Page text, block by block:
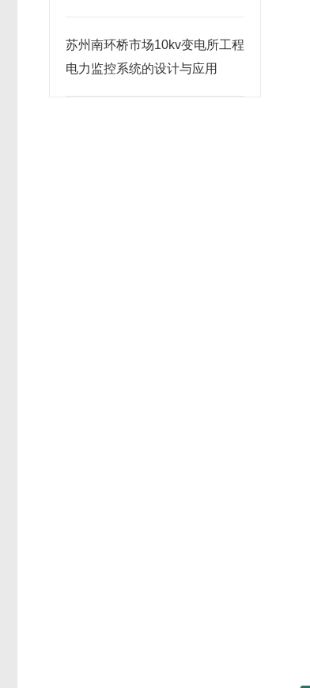
苏州南环桥市场10kv变电所工程
电力监控系统的设计与应用